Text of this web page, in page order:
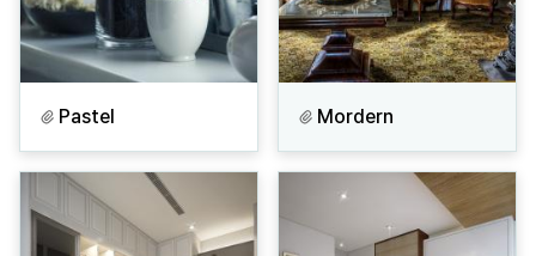
Pastel Mordern